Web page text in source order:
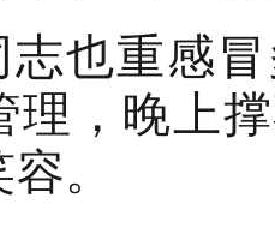
志也重感
理，晚上
。